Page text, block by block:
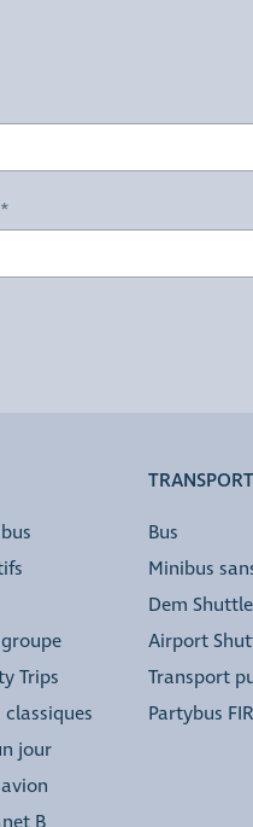
Trips
classiques
jour
Bus
Minibus
Dem Shuttle
Airport
Transport
Partybus